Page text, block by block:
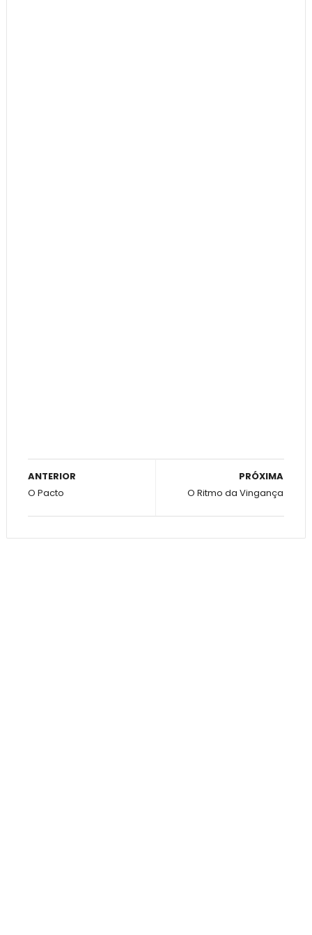
PRÓXIMA
O Ritmo da Vingança
ANTERIOR
O Pacto